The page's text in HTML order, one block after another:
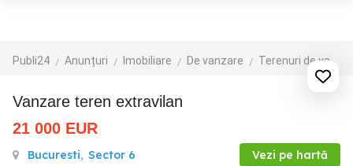
Publi24 Anunțuri Imobiliare De vanzare Terenuri de vanzare
vanzare teren extravilan
21 000 EUR
Bucuresti, Sector 6 Vezi pe hartă